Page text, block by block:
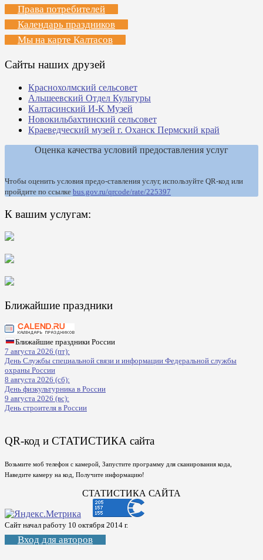
Права потребителей
Календарь праздников
Мы на карте Калтасов
Сайты наших друзей
Краснохолмский сельсовет
Альшеевский Отдел Культуры
Калтасинский И-К Музей
Новокильбахтинский сельсовет
Краеведческий музей г. Оханск Пермский край
Оценка качества условий предоставления услуг
Чтобы оценить условия предо-ставления услуг, используйте QR-код или
пройдите по ссылке bus.gov.ru/qrcode/rate/225397
К вашим услугам:
Ближайшие праздники
Ближайшие праздники России
7 августа 2026 (пт):
День Службы специальной связи и информации Федеральной службы
охраны России
8 августа 2026 (сб):
День физкультурника в России
9 августа 2026 (вс):
День строителя в России
QR-код и СТАТИСТИКА сайта
Возьмите моб телефон с камерой, Запустите программу для сканирования кода,
Наведите камеру на код, Получите информацию!
СТАТИСТИКА САЙТА
Сайт начал работу 10 октября 2014 г.
Вход для авторов